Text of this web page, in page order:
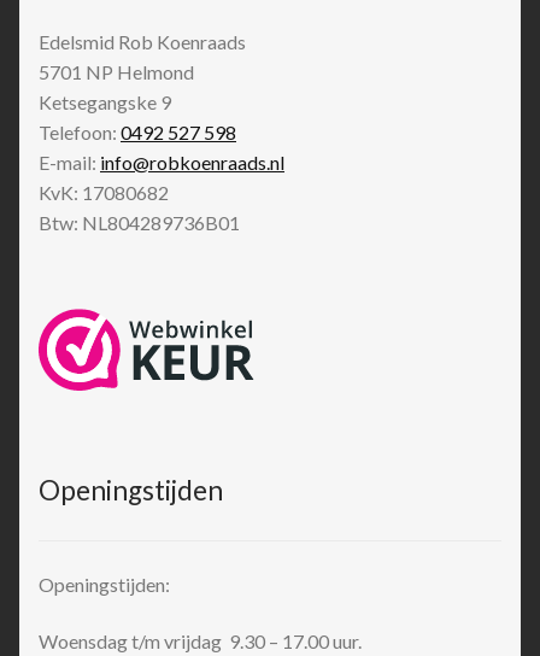
Edelsmid Rob Koenraads
5701 NP Helmond
Ketsegangske 9
Telefoon: 0492 527 598
E-mail: info@robkoenraads.nl
KvK: 17080682
Btw: NL804289736B01
Openingstijden
Openingstijden:
Woensdag t/m vrijdag 9.30 – 17.00 uur.